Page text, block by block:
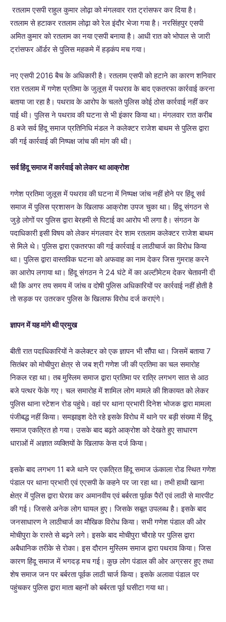
रतलाम एसपी राहुल कुमार लोढ़ा को मंगलवार रात ट्रांसफर कर दिया है।
रतलाम से हटाकर रतलाम लोढ़ा को रेल इंदौर भेजा गया है। नरसिंहपुर एसपी
अमित कुमार को रतलाम का नया एसपी बनाया है। आधी रात को भोपाल से जारी
ट्रांसफर ऑर्डर से पुलिस महकमे में हड़कंप मच गया।
नए एसपी 2016 बैच के अधिकारी है। रतलाम एसपी को हटाने का कारण शनिवार
रात रतलाम में गणेश प्रतिमा के जुलूस में पथराव के बाद एकतरफा कार्रवाई करना
बताया जा रहा है। पथराव के आरोप के चलते पुलिस कोई ठोस कार्रवाई नहीं कर
पाई थी। पुलिस ने पथराव की घटना से भी इंकार किया था। मंगलवार रात करीब
8 बजे सर्व हिंदू समाज प्रतिनिधि मंडल ने कलेक्टर राजेश बाथम से पुलिस द्वारा
की गई कार्रवाई की निष्पक्ष जांच की मांग की थी।
सर्व हिंदू समाज में कार्रवाई को लेकर था आक्रोश
गणेश प्रतिमा जुलूस में पथराव की घटना में निष्पक्ष जांच नहीं होने पर हिंदू सर्व
समाज में पुलिस प्रशासन के खिलाफ आक्रोश उपज चुका था। हिंदू संगठन से
जुड़े लोगों पर पुलिस द्वारा बेरहमी से पिटाई का आरोप भी लगा है। संगठन के
पदाधिकारी इसी विषय को लेकर मंगलवार देर शाम रतलाम कलेक्टर राजेश बाथम
से मिले थे। पुलिस द्वारा एकतरफा की गई कार्रवाई व लाठीचार्ज का विरोध किया
था। पुलिस द्वारा वास्तविक घटना को अफवाह का नाम देकर जिस गुमराह करने
का आरोप लगाया था। हिंदू संगठन ने 24 घंटे में का अल्टीमेटम देकर चेतावनी दी
थी कि अगर तय समय में जांच व दोषी पुलिस अधिकारियों पर कार्रवाई नहीं होती है
तो सड़क पर उतरकर पुलिस के खिलाफ विरोध दर्ज कराएंगे।
ज्ञापन में यह मांगे थी प्रमुख
बीती रात पदाधिकारियों ने कलेक्टर को एक ज्ञापन भी सौंपा था। जिसमें बताया 7
सितंबर को मोचीपुरा क्षेत्र से जब श्री गणेश जी की प्रतिमा का चल समारोह
निकल रहा था। तब मुस्लिम समाज द्वारा प्रतिमा पर रात्रि लगभग सात से आठ
बजे पत्थर फेंके गए। चल समारोह में शामिल लोग मामले की शिकायत को लेकर
पुलिस थाना स्टेशन रोड पहुंचे। वहां पर थाना प्रभारी दिनेश भोजक द्वारा मामला
पंजीबद्ध नहीं किया। समझाइश देते रहे इसके विरोध में थाने पर बड़ी संख्या में हिंदू
समाज एकत्रित हो गया। उसके बाद बढ़ते आक्रोश को देखते हुए साधारण
धाराओं में अज्ञात व्यक्तियों के खिलाफ केस दर्ज किया।
इसके बाद लगभग 11 बजे थाने पर एकत्रित हिंदू समाज ऊंकाला रोड स्थित गणेश
पंडाल पर थाना प्रभारी एवं एएसपी के कहने पर जा रहा था। तभी हाथी खाना
क्षेत्र में पुलिस द्वारा घेराव कर अमानवीय एवं बर्बरता पूर्वक पैरों एवं लाठी से मारपीट
की गई। जिससे अनेक लोग घायल हुए। जिसके सबूत उपलब्ध है। इसके बाद
जनसाधारण ने लाठीचार्ज का मौखिक विरोध किया। सभी गणेश पंडाल की ओर
मोचीपुरा के रास्ते से बढ़ने लगे। इसके बाद मोचीपुरा चौराहे पर पुलिस द्वारा
अबैधानिक तरीके से रोका। इस दौरान मुस्लिम समाज द्वारा पथराव किया। जिस
कारण हिंदू समाज में भगदड़ मच गई। कुछ लोग पंडाल की ओर अग्रसर हुए तथा
शेष समाज जन पर बर्बरता पूर्वक लाठी चार्ज किया। इसके अलावा पंडाल पर
पहुंचकर पुलिस द्वारा माता बहनों को बर्बरता पूर्व घसीटा गया था।